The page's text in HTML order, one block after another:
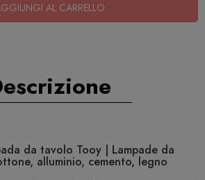
AL CARRELLO
da tavolo Tooy | Lampade da
alluminio, cemento, legno